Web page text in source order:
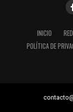
INICIO
POLÍTICA DE